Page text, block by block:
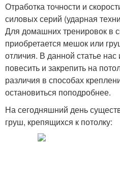
Отработка точности и
силовых серий (ударная
Для домашних тренировок в
приобретается мешок или
отличия. В данной статье
повесить и закрепить на
различия в способах
остановиться поподробнее.
На сегодняшний день
груш, крепящихся к потолку: